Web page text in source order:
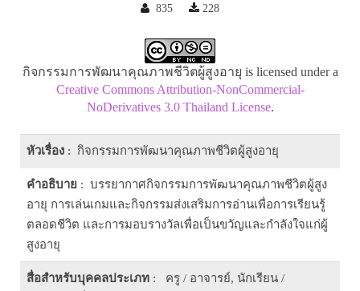
835 228
กิจกรรมการพัฒนาคุณภาพชีวิตผู้สูงอายุ is licensed under a
Creative Commons Attribution-NonCommercial-
NoDerivatives 3.0 Thailand License.
หัวเรื่อง : กิจกรรมการพัฒนาคุณภาพชีวิตผู้สูงอายุ
คำอธิบาย : บรรยากาศกิจกรรมการพัฒนาคุณภาพชีวิตผู้สูง
อายุ การเล่นเกมและกิจกรรมส่งเสริมการอ่านเพื่อการเรียนรู้
ตลอดชีวิต และการมอบรางวัลเพื่อเป็นขวัญและกำลังใจแก่ผู้
สูงอายุ
สื่อสำหรับบุคคลประเภท : ครู / อาจารย์, นักเรียน /